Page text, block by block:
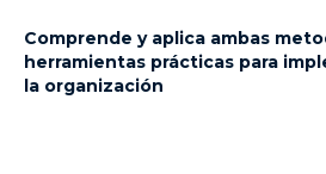
Comprende y aplica ambas
herramientas prácticas para
la organización